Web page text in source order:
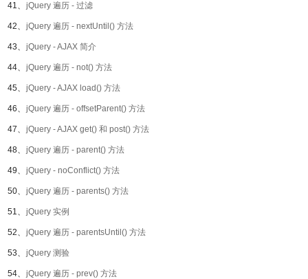
41、 jQuery 遍历 - 过滤
42、 jQuery 遍历 - nextUntil() 方法
43、 jQuery - AJAX 简介
44、 jQuery 遍历 - not() 方法
45、 jQuery - AJAX load() 方法
46、 jQuery 遍历 - offsetParent() 方法
47、 jQuery - AJAX get() 和 post() 方法
48、 jQuery 遍历 - parent() 方法
49、 jQuery - noConflict() 方法
50、 jQuery 遍历 - parents() 方法
51、 jQuery 实例
52、 jQuery 遍历 - parentsUntil() 方法
53、 jQuery 测验
54、 jQuery 遍历 - prev() 方法